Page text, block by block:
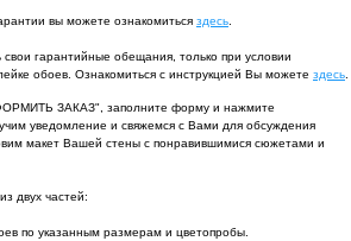
вы можете ознакомиться здесь
гарантийные обещания, только при условии
обоев. Ознакомиться с инструкцией Вы можете здесь
ЗАКАЗ", заполните форму и нажмите
уведомление и свяжемся с Вами для обсуждения
макет Вашей стены с понравившимися сюжетами и
двух частей:
по указанным размерам и цветопробы.